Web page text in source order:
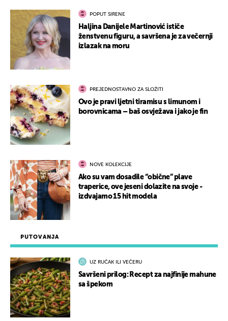
PUTOVANJA
UZ RUČAK ILI VEČERU
Savršeni prilog: Recept za najfinije mahune
sa špekom
POPUT SIRENE
Haljina Danijele Martinović ističe
ženstvenu figuru, a savršena je za večernji
izlazak na moru
PREJEDNOSTAVNO ZA SLOŽITI
Ovo je pravi ljetni tiramisu s limunom i
borovnicama – baš osvježava i jako je fin
NOVE KOLEKCIJE
Ako su vam dosadile “obične” plave
traperice, ove jeseni dolazite na svoje -
izdvajamo 15 hit modela